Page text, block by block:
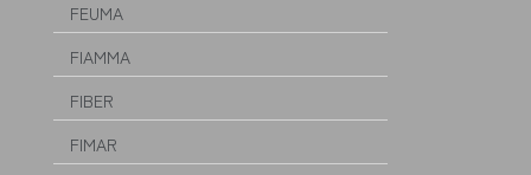
FEUMA
FIAMMA
FIBER
FIMAR